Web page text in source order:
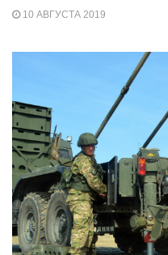
10 АВГУСТА 2019